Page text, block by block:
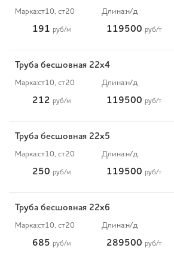
Марка:ст10, ст20 Длина:н/д
191 руб/м 119500 руб/т
Труба бесшовная 22х4
Марка:ст10, ст20 Длина:н/д
212 руб/м 119500 руб/т
Труба бесшовная 22х5
Марка:ст10, ст20 Длина:н/д
250 руб/м 119500 руб/т
Труба бесшовная 22х6
Марка:ст10, ст20 Длина:н/д
685 руб/м 289500 руб/т